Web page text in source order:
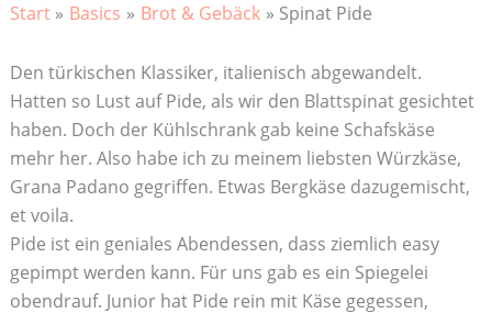
Start Basics Brot & Gebäck Spinat Pide
Den türkischen Klassiker, italienisch abgewandelt.
Hatten so Lust auf Pide, als wir den Blattspinat gesichtet
haben. Doch der Kühlschrank gab keine Schafskäse
mehr her. Also habe ich zu meinem liebsten Würzkäse,
Grana Padano gegriffen. Etwas Bergkäse dazugemischt,
et voila.
Pide ist ein geniales Abendessen, dass ziemlich easy
gepimpt werden kann. Für uns gab es ein Spiegelei
obendrauf. Junior hat Pide rein mit Käse gegessen,